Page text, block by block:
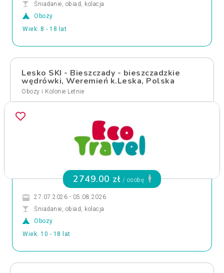
Śniadanie, obiad, kolacja
Obozy
Wiek: 8 - 18 lat
Lesko SKI - Bieszczady - bieszczadzkie
wędrówki, Weremień k.Leska, Polska
Obozy i Kolonie Letnie
2749.00 zł / osobę
27.07.2026 - 05.08.2026
Śniadanie, obiad, kolacja
Obozy
Wiek: 10 - 18 lat